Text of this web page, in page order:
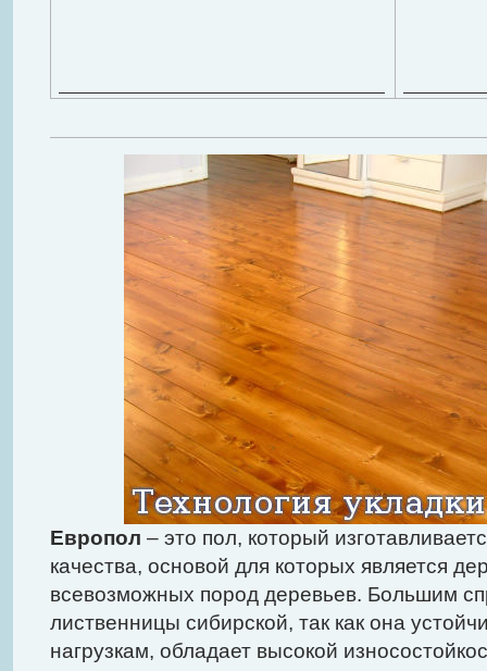
Европол – это пол, который
качества, основой для которых является
всевозможных пород деревьев. Большим
лиственницы сибирской, так как она
нагрузкам, обладает высокой